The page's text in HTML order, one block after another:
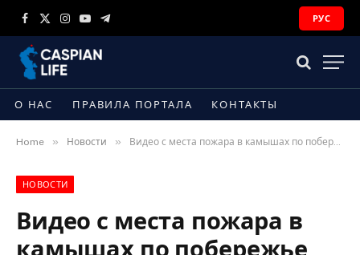
Facebook
X
Instagram
YouTubeTelegram
РУС
О НАС ПРАВИЛА ПОРТАЛА КОНТАКТЫ
Home » Новости » Видео с места пожара в камышах по побережье моря в Атырауской области
НОВОСТИ
Видео с места пожара в
камышах по побережье